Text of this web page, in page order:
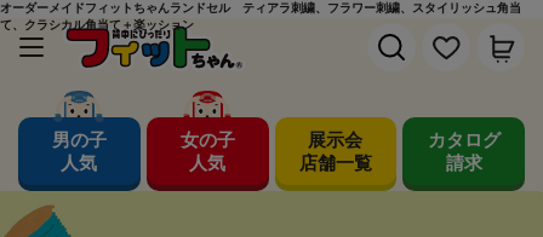
オーダーメイドフィットちゃんランドセル ティアラ刺繍、フラワー刺繍、スタイリッシュ角当
て、クラシカル角当て＋楽ッション
男の子
人気
女の子
人気
展示会
店舗一覧
カタログ
請求